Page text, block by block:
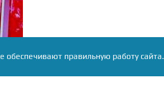
обеспечивают правильную работу сайта.